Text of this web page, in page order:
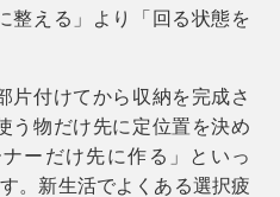
整える」より「回る状態を
片付けてから収納を完成さ
う物だけ先に定位置を決め
ーだけ先に作る」といっ
。新生活でよくある選択疲